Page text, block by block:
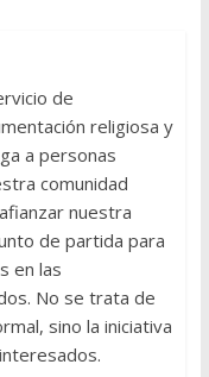
de
religiosa y
a personas
comunidad
nuestra
de partida para
en las
No se trata de
sino la iniciativa